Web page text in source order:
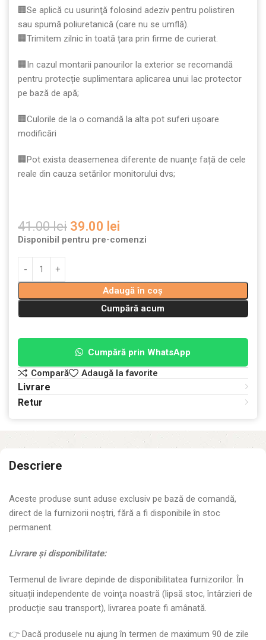
🏢Se aplică cu usurinţă folosind adeziv pentru polistiren
sau spumă poliuretanică (care nu se umflă).
🏢Trimitem zilnic în toată țara prin firme de curierat.
🏢In cazul montarii panourilor la exterior se recomandă
pentru protecție suplimentara aplicarea unui lac protector
pe bază de apă;
🏢Culorile de la o comandă la alta pot suferi ușoare
modificări
🏢Pot exista deasemenea diferente de nuanțe față de cele
reale din cauza setărilor monitorului dvs;
41.00lei 39.00 lei
Disponibil pentru pre-comenzi
Adaugă în coș
Cumpără acum
Cumpără prin WhatsApp
Compară
Adaugă la favorite
Livrare
Retur
Descriere
Aceste produse sunt aduse exclusiv pe bază de comandă,
direct de la furnizorii noștri, fără a fi disponibile în stoc
permanent.
Livrare și disponibilitate:
Termenul de livrare depinde de disponibilitatea furnizorilor. În
situații independente de voința noastră (lipsă stoc, întârzieri de
producție sau transport), livrarea poate fi amânată.
👉 Dacă produsele nu ajung în termen de maximum 90 de zile